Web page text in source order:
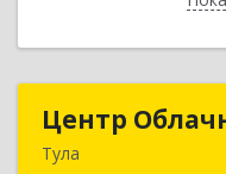
Центр
Тула
Центр